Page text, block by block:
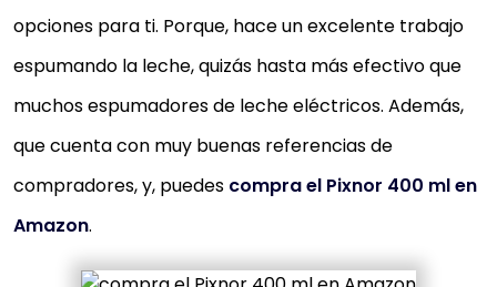
opciones para ti. Porque, hace un excelente trabajo
espumando la leche, quizás hasta más efectivo que
muchos espumadores de leche eléctricos. Además,
que cuenta con muy buenas referencias de
compradores, y, puedes compra el Pixnor 400 ml en
Amazon.